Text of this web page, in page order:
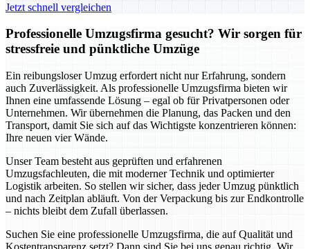
Jetzt schnell vergleichen
Professionelle Umzugsfirma gesucht? Wir sorgen für
stressfreie und pünktliche Umzüge
Ein reibungsloser Umzug erfordert nicht nur Erfahrung, sondern
auch Zuverlässigkeit. Als professionelle Umzugsfirma bieten wir
Ihnen eine umfassende Lösung – egal ob für Privatpersonen oder
Unternehmen. Wir übernehmen die Planung, das Packen und den
Transport, damit Sie sich auf das Wichtigste konzentrieren können:
Ihre neuen vier Wände.
Unser Team besteht aus geprüften und erfahrenen
Umzugsfachleuten, die mit moderner Technik und optimierter
Logistik arbeiten. So stellen wir sicher, dass jeder Umzug pünktlich
und nach Zeitplan abläuft. Von der Verpackung bis zur Endkontrolle
– nichts bleibt dem Zufall überlassen.
Suchen Sie eine professionelle Umzugsfirma, die auf Qualität und